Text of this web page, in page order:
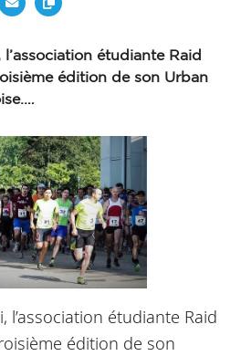
étudiante Raid
édition de son Urban
l’association étudiante Raid
édition de son